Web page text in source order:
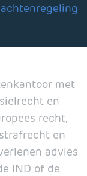
met
en
recht,
en
advies
IND of de